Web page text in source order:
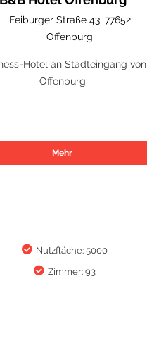
Feiburger Straße 43, 77652
Offenburg
Hotel an Stadteingang von
Offenburg
Mehr
Nutzfläche: 5000
Zimmer: 93